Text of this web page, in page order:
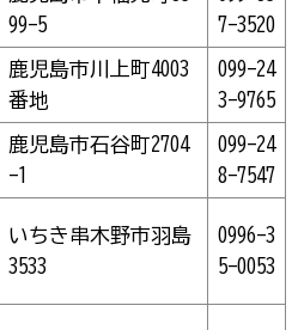
99-5
7-3520
鹿児島市川上町4003
番地
099-24
3-9765
鹿児島市石谷町2704
-1
099-24
8-7547
いちき串木野市羽島
3533
0996-3
5-0053